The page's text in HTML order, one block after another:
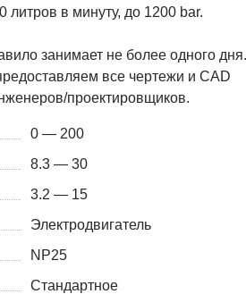
литров в минуту, до 1200 bar.
занимает не более одного дня.
все чертежи и CAD
проектировщиков.
0 — 200
8.3 — 30
3.2 — 15
Электродвигатель
NP25
Стандартное